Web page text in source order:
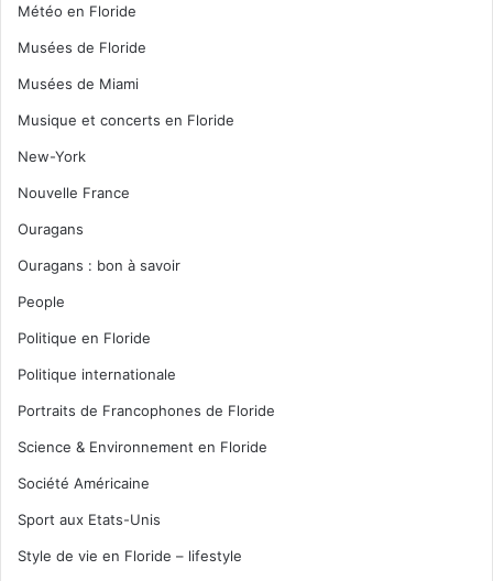
Météo en Floride
Musées de Floride
Musées de Miami
Musique et concerts en Floride
New-York
Nouvelle France
Ouragans
Ouragans : bon à savoir
People
Politique en Floride
Politique internationale
Portraits de Francophones de Floride
Science & Environnement en Floride
Société Américaine
Sport aux Etats-Unis
Style de vie en Floride – lifestyle